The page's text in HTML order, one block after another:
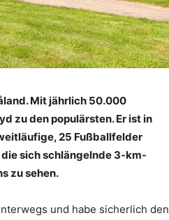
Mit jährlich 50.000
zu den populärsten. Er ist in
25 Fußballfelder
sich schlängelnde 3-km-
zu sehen.
und habe sicherlich den